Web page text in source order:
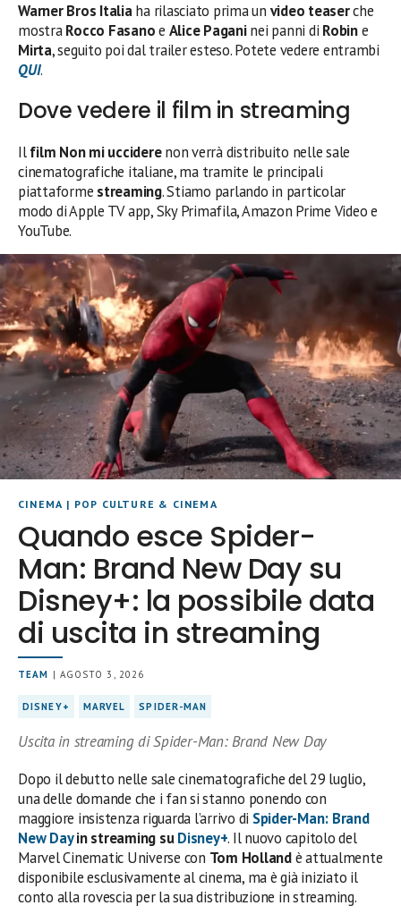
Warner Bros Italiaha rilasciato prima un video teaserche
mostraRocco Fasanoe Alice Paganinei panni di Robine
Mirta, seguito poi dal trailer esteso. Potete vedere entrambi
QUI.
Dove vedere il film in streaming
Ilfilm Non mi ucciderenon verrà distribuito nelle sale
cinematografiche italiane, ma tramite le principali
piattaforme streaming. Stiamo parlando in particolar
modo di Apple TV app, Sky Primafila, Amazon Prime Video e
YouTube.
CINEMA | POP CULTURE & CINEMA
Quando esce Spider-
Man: Brand New Day su
Disney+: la possibile data
di uscita in streaming
TEAM | AGOSTO 3, 2026
DISNEY+ MARVEL SPIDER-MAN
Uscita in streaming di Spider-Man: Brand New Day
Dopo il debutto nelle sale cinematografiche del 29 luglio,
una delle domande che i fan si stanno ponendo con
maggiore insistenza riguarda l’arrivo di Spider-Man: Brand
New Dayin streaming suDisney+. Il nuovo capitolo del
Marvel Cinematic Universe con Tom Hollandè attualmente
disponibile esclusivamente al cinema, ma è già iniziato il
conto alla rovescia per la sua distribuzione in streaming.